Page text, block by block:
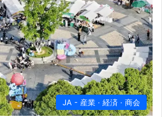
JA - 産業 · 経済 · 商会